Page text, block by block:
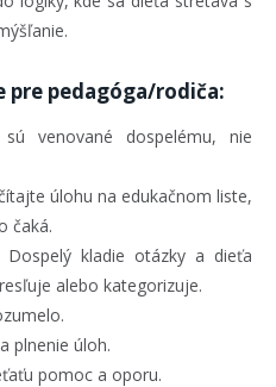
pre pedagóga/rodiča:
venované dospelému, nie
úlohu na edukačnom liste,
čaká.
kladie otázky a dieťa
alebo kategorizuje.
plnenie úloh.
pomoc a oporu.